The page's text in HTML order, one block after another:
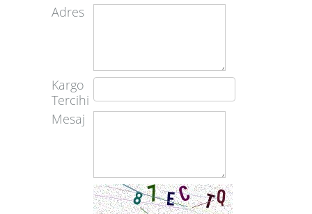
Adres
Kargo
Tercihi
Mesaj